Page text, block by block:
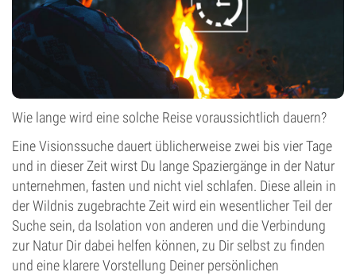
Wie lange wird eine solche Reise voraussichtlich dauern?
Eine Visionssuche dauert üblicherweise zwei bis vier Tage
und in dieser Zeit wirst Du lange Spaziergänge in der Natur
unternehmen, fasten und nicht viel schlafen. Diese allein in
der Wildnis zugebrachte Zeit wird ein wesentlicher Teil der
Suche sein, da Isolation von anderen und die Verbindung
zur Natur Dir dabei helfen können, zu Dir selbst zu finden
und eine klarere Vorstellung Deiner persönlichen